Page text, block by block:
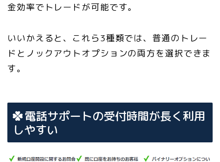
金効率でトレードが可能です。
いいかえると、これら3種類では、普通のトレー
ドとノックアウトオプションの両方を選択できま
す。
電話サポートの受付時間が長く利用
しやすい